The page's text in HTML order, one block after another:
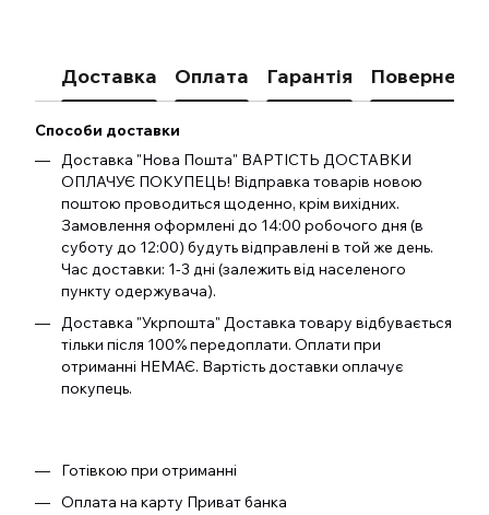
Доставка Оплата Гарантія
Способи доставки
Доставка "Нова Пошта" ВАРТІСТЬ ДОСТАВКИ
ОПЛАЧУЄ ПОКУПЕЦЬ! Відправка товарів новою
поштою проводиться щоденно, крім вихідних.
Замовлення оформлені до 14:00 робочого дня (в
суботу до 12:00) будуть відправлені в той же день.
Час доставки: 1-3 дні (залежить від населеного
пункту одержувача).
Доставка "Укрпошта" Доставка товару відбувається
тільки після 100% передоплати. Оплати при
отриманні НЕМАЄ. Вартість доставки оплачує
покупець.
Готівкою при отриманні
Оплата на карту Приват банка